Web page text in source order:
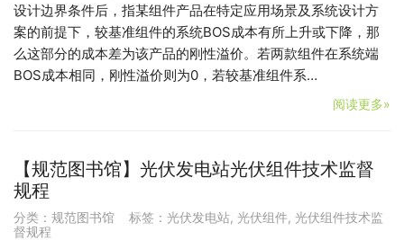
设计边界条件后，指某组件产品在特定应用场景及系统设计方
案的前提下，较基准组件的系统BOS成本有所上升或下降，那
么这部分的成本差为该产品的刚性溢价。若两款组件在系统端
BOS成本相同，刚性溢价则为0，若较基准组件系…
阅读更多»
【规范图书馆】光伏发电站光伏组件技术监督
规程
分类： 规范图书馆 标签： 光伏发电站, 光伏组件, 光伏组件技术监
督规程